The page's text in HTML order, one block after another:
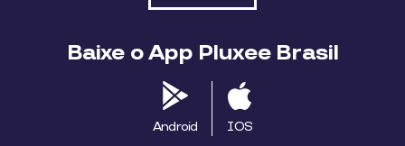
Baixe o App Pluxee Brasil
Android IOS